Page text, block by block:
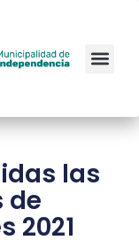
las
de
2021